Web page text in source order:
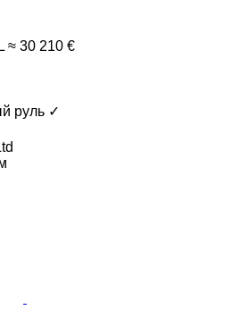
≈ 30 210 €
руль ✓